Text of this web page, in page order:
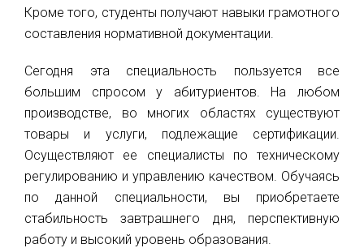
Кроме того, студенты получают навыки грамотного
составления нормативной документации.
Сегодня эта специальность пользуется все
большим спросом у абитуриентов. На любом
производстве, во многих областях существуют
товары и услуги, подлежащие сертификации.
Осуществляют ее специалисты по техническому
регулированию и управлению качеством. Обучаясь
по данной специальности, вы приобретаете
стабильность завтрашнего дня, перспективную
работу и высокий уровень образования.